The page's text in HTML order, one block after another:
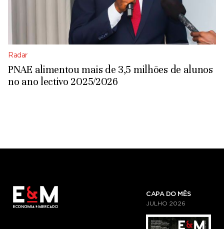
Radar
PNAE alimentou mais de 3,5 milhões de alunos
no ano lectivo 2025/2026
CAPA DO MÊS
JULHO 2026